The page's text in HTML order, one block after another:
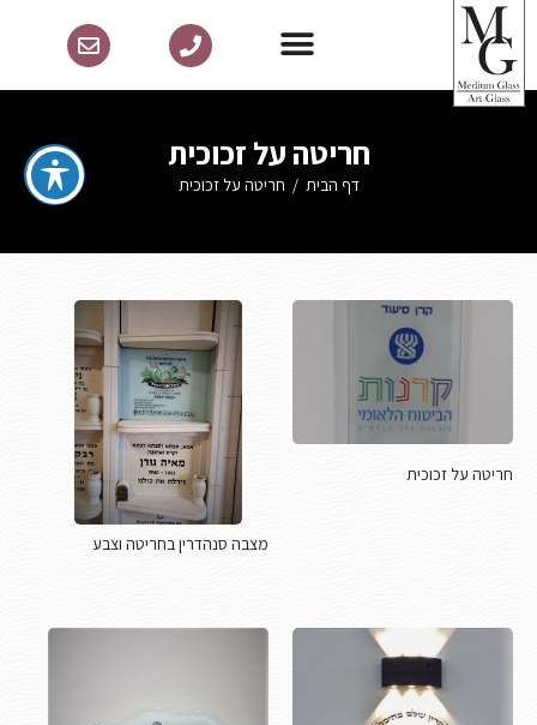
חריטה על זכוכית
דף הבית / חריטה על זכוכית
חריטה על זכוכית
מצבה סנהדרין בחריטה וצבע